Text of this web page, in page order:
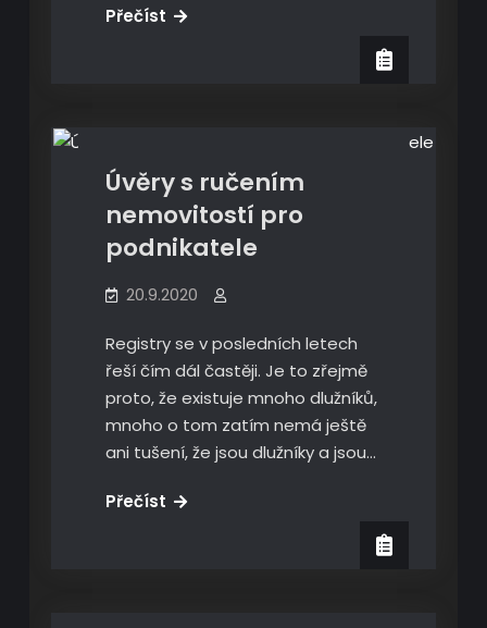
PřečístČlenění
Úvěry s ručením
nemovitostí pro
podnikatele
20.9.2020
Registry se v posledních letech
řeší čím dál častěji. Je to zřejmě
proto, že existuje mnoho dlužníků,
mnoho o tom zatím nemá ještě
ani tušení, že jsou dlužníky a jsou…
PřečístÚvěry